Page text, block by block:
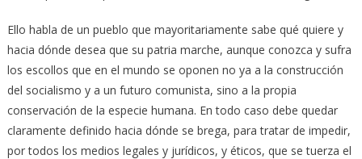
Ello habla de un pueblo que mayoritariamente sabe qué quiere y
hacia dónde desea que su patria marche, aunque conozca y sufra
los escollos que en el mundo se oponen no ya a la construcción
del socialismo y a un futuro comunista, sino a la propia
conservación de la especie humana. En todo caso debe quedar
claramente definido hacia dónde se brega, para tratar de impedir,
por todos los medios legales y jurídicos, y éticos, que se tuerza el